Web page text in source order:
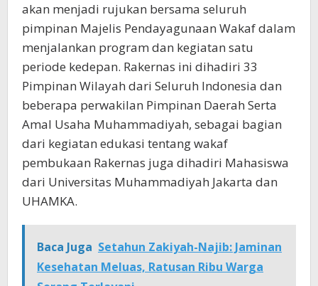
akan menjadi rujukan bersama seluruh
pimpinan Majelis Pendayagunaan Wakaf dalam
menjalankan program dan kegiatan satu
periode kedepan. Rakernas ini dihadiri 33
Pimpinan Wilayah dari Seluruh Indonesia dan
beberapa perwakilan Pimpinan Daerah Serta
Amal Usaha Muhammadiyah, sebagai bagian
dari kegiatan edukasi tentang wakaf
pembukaan Rakernas juga dihadiri Mahasiswa
dari Universitas Muhammadiyah Jakarta dan
UHAMKA.
Baca Juga Setahun Zakiyah-Najib: Jaminan
Kesehatan Meluas, Ratusan Ribu Warga